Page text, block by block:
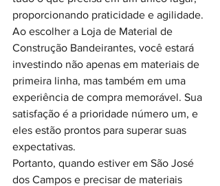
proporcionando praticidade e agilidade.
Ao escolher a Loja de Material de
Construção Bandeirantes, você estará
investindo não apenas em materiais de
primeira linha, mas também em uma
experiência de compra memorável. Sua
satisfação é a prioridade número um, e
eles estão prontos para superar suas
expectativas.
Portanto, quando estiver em São José
dos Campos e precisar de materiais